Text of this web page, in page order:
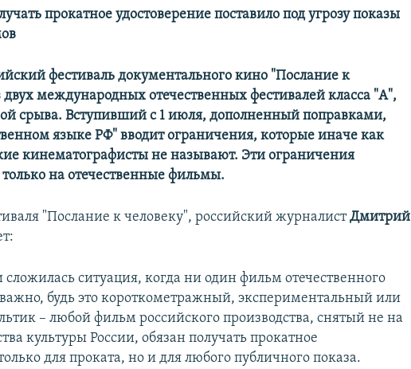
прокатное удостоверение поставило под угрозу показы
фестиваль документального кино "Послание к
двух международных отечественных фестивалей класса "А",
срыва. Вступивший с 1 июля, дополненный поправками,
языке РФ" вводит ограничения, которые иначе как
кинематографисты не называют. Эти ограничения
на отечественные фильмы.
"Послание к человеку", российский журналистДмитрий
сложилась ситуация, когда ни один фильм отечественного
важно, будь это короткометражный, экспериментальный или
– любой фильм российского производства, снятый не на
культуры России, обязан получать прокатное
для проката, но и для любого публичного показа.